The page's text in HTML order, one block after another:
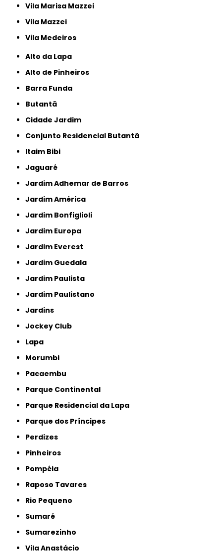
Vila Marisa Mazzei
Vila Mazzei
Vila Medeiros
Alto da Lapa
Alto de Pinheiros
Barra Funda
Butantã
Cidade Jardim
Conjunto Residencial Butantã
Itaim Bibi
Jaguaré
Jardim Adhemar de Barros
Jardim América
Jardim Bonfiglioli
Jardim Europa
Jardim Everest
Jardim Guedala
Jardim Paulista
Jardim Paulistano
Jardins
Jockey Club
Lapa
Morumbi
Pacaembu
Parque Continental
Parque Residencial da Lapa
Parque dos Príncipes
Perdizes
Pinheiros
Pompéia
Raposo Tavares
Rio Pequeno
Sumaré
Sumarezinho
Vila Anastácio